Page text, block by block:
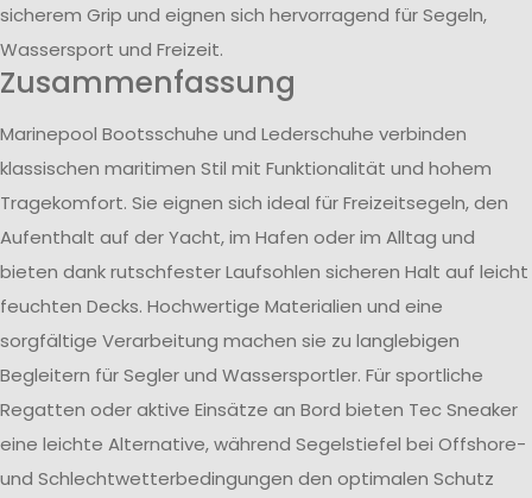
sicherem Grip und eignen sich hervorragend für Segeln,
Wassersport und Freizeit.
Zusammenfassung
Marinepool Bootsschuhe und Lederschuhe verbinden
klassischen maritimen Stil mit Funktionalität und hohem
Tragekomfort. Sie eignen sich ideal für Freizeitsegeln, den
Aufenthalt auf der Yacht, im Hafen oder im Alltag und
bieten dank rutschfester Laufsohlen sicheren Halt auf leicht
feuchten Decks. Hochwertige Materialien und eine
sorgfältige Verarbeitung machen sie zu langlebigen
Begleitern für Segler und Wassersportler. Für sportliche
Regatten oder aktive Einsätze an Bord bieten Tec Sneaker
eine leichte Alternative, während Segelstiefel bei Offshore-
und Schlechtwetterbedingungen den optimalen Schutz